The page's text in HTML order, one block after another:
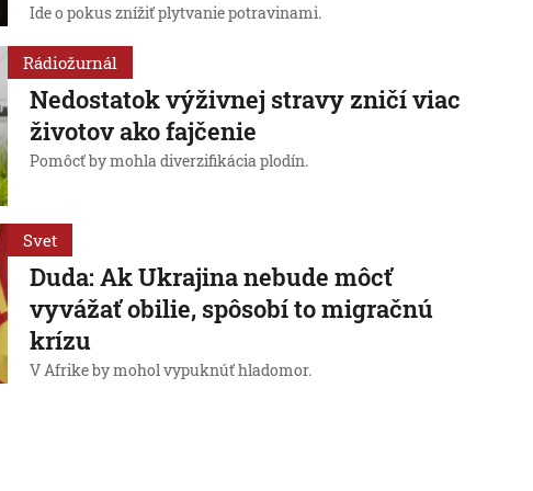
Ide o pokus znížiť plytvanie potravinami.
Rádiožurnál
Nedostatok výživnej stravy zničí viac
životov ako fajčenie
Pomôcť by mohla diverzifikácia plodín.
Svet
Duda: Ak Ukrajina nebude môcť
vyvážať obilie, spôsobí to migračnú
krízu
V Afrike by mohol vypuknúť hladomor.